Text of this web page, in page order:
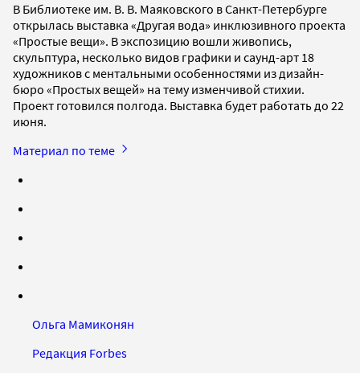
В Библиотеке им. В. В. Маяковского в Санкт-Петербурге
открылась выставка «Другая вода» инклюзивного проекта
«Простые вещи». В экспозицию вошли живопись,
скульптура, несколько видов графики и саунд-арт 18
художников с ментальными особенностями из дизайн-
бюро «Простых вещей» на тему изменчивой стихии.
Проект готовился полгода. Выставка будет работать до 22
июня.
Материал по теме
Ольга Мамиконян
Редакция Forbes